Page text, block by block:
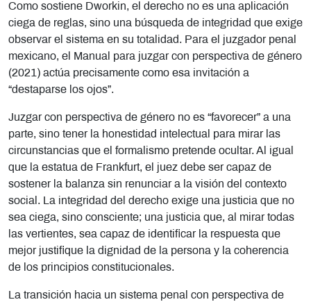
Como sostiene Dworkin, el derecho no es una aplicación
ciega de reglas, sino una búsqueda de integridad que exige
observar el sistema en su totalidad. Para el juzgador penal
mexicano, el Manual para juzgar con perspectiva de género
(2021) actúa precisamente como esa invitación a
“destaparse los ojos”.
Juzgar con perspectiva de género no es “favorecer” a una
parte, sino tener la honestidad intelectual para mirar las
circunstancias que el formalismo pretende ocultar. Al igual
que la estatua de Frankfurt, el juez debe ser capaz de
sostener la balanza sin renunciar a la visión del contexto
social. La integridad del derecho exige una justicia que no
sea ciega, sino consciente; una justicia que, al mirar todas
las vertientes, sea capaz de identificar la respuesta que
mejor justifique la dignidad de la persona y la coherencia
de los principios constitucionales.
La transición hacia un sistema penal con perspectiva de